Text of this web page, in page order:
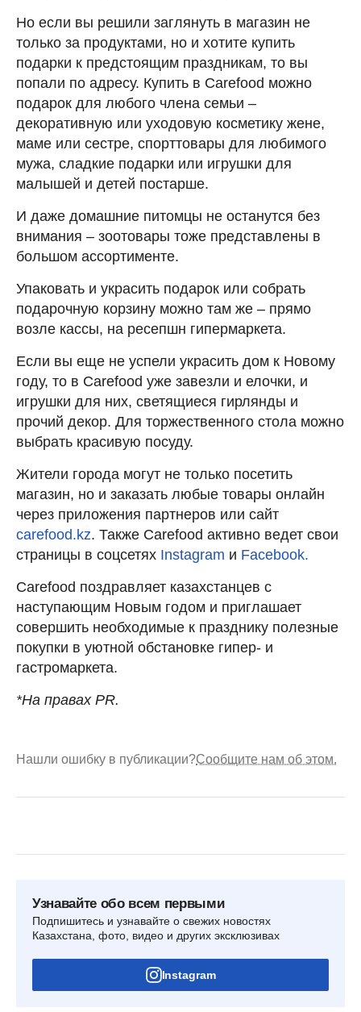
Но если вы решили заглянуть в магазин не
только за продуктами, но и хотите купить
подарки к предстоящим праздникам, то вы
попали по адресу. Купить в Carefood можно
подарок для любого члена семьи –
декоративную или уходовую косметику жене,
маме или сестре, спорттовары для любимого
мужа, сладкие подарки или игрушки для
малышей и детей постарше.
И даже домашние питомцы не останутся без
внимания – зоотовары тоже представлены в
большом ассортименте.
Упаковать и украсить подарок или собрать
подарочную корзину можно там же – прямо
возле кассы, на ресепшн гипермаркета.
Если вы еще не успели украсить дом к Новому
году, то в Carefood уже завезли и елочки, и
игрушки для них, светящиеся гирлянды и
прочий декор. Для торжественного стола можно
выбрать красивую посуду.
Жители города могут не только посетить
магазин, но и заказать любые товары онлайн
через приложения партнеров или сайт
carefood.kz. Также Carefood активно ведет свои
страницы в соцсетях Instagram и Facebook.
Carefood поздравляет казахстанцев с
наступающим Новым годом и приглашает
совершить необходимые к празднику полезные
покупки в уютной обстановке гипер- и
гастромаркета.
*На правах PR.
Нашли ошибку в публикации?Сообщите нам об этом.
Узнавайте обо всем первыми
Подпишитесь и узнавайте о свежих новостях
Казахстана, фото, видео и других эксклюзивах
Instagram